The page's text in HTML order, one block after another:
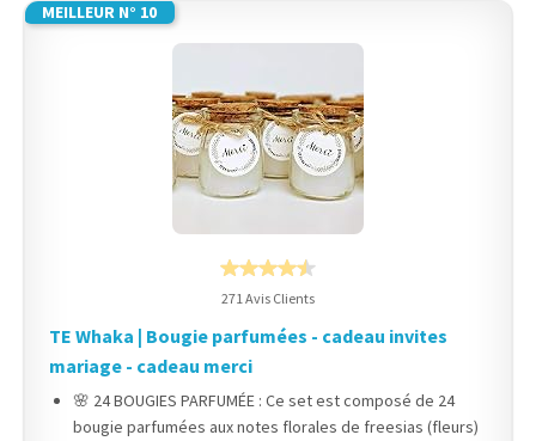
MEILLEUR N° 10
271 Avis Clients
TE Whaka | Bougie parfumées - cadeau invites
mariage - cadeau merci
🌸 24 BOUGIES PARFUMÉE : Ce set est composé de 24
bougie parfumées aux notes florales de freesias (fleurs)